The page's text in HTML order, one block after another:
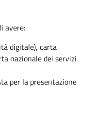
avere:
digitale), carta
nazionale dei servizi
per la presentazione